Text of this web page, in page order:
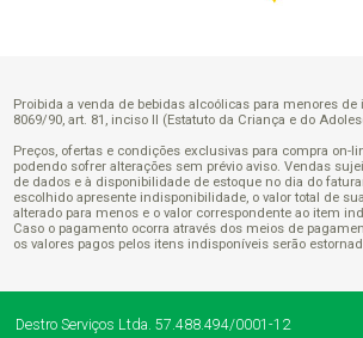
Proibida a venda de bebidas alcoólicas para menores de
8069/90, art. 81, inciso II (Estatuto da Criança e do
Preços, ofertas e condições exclusivas para compra on-
podendo sofrer alterações sem prévio aviso. Vendas
de dados e à disponibilidade de estoque no dia do
escolhido apresente indisponibilidade, o valor total de
alterado para menos e o valor correspondente ao item
Caso o pagamento ocorra através dos meios de
os valores pagos pelos itens indisponíveis serão
Destro Serviços Ltda. 57.488.494/0001-12